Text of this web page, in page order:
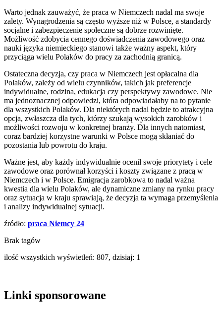
Warto jednak zauważyć, że praca w Niemczech nadal ma swoje
zalety. Wynagrodzenia są często wyższe niż w Polsce, a standardy
socjalne i zabezpieczenie społeczne są dobrze rozwinięte.
Możliwość zdobycia cennego doświadczenia zawodowego oraz
nauki języka niemieckiego stanowi także ważny aspekt, który
przyciąga wielu Polaków do pracy za zachodnią granicą.
Ostateczna decyzja, czy praca w Niemczech jest opłacalna dla
Polaków, zależy od wielu czynników, takich jak preferencje
indywidualne, rodzina, edukacja czy perspektywy zawodowe. Nie
ma jednoznacznej odpowiedzi, która odpowiadałaby na to pytanie
dla wszystkich Polaków. Dla niektórych nadal będzie to atrakcyjna
opcja, zwłaszcza dla tych, którzy szukają wysokich zarobków i
możliwości rozwoju w konkretnej branży. Dla innych natomiast,
coraz bardziej korzystne warunki w Polsce mogą skłaniać do
pozostania lub powrotu do kraju.
Ważne jest, aby każdy indywidualnie ocenił swoje priorytety i cele
zawodowe oraz porównał korzyści i koszty związane z pracą w
Niemczech i w Polsce. Emigracja zarobkowa to nadal ważna
kwestia dla wielu Polaków, ale dynamiczne zmiany na rynku pracy
oraz sytuacja w kraju sprawiają, że decyzja ta wymaga przemyślenia
i analizy indywidualnej sytuacji.
źródło: praca Niemcy 24
Brak tagów
ilość wszystkich wyświetleń: 807, dzisiaj: 1
Linki sponsorowane